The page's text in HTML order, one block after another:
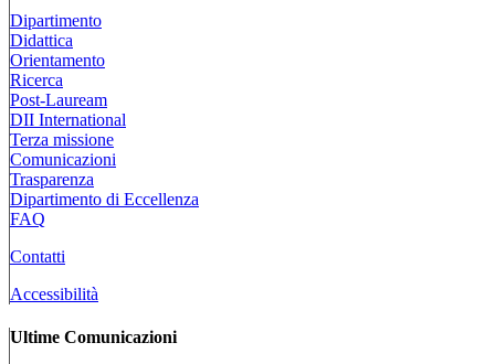
Dipartimento
Didattica
Orientamento
Ricerca
Post-Lauream
DII International
Terza missione
Comunicazioni
Trasparenza
Dipartimento di Eccellenza
FAQ
Contatti
Accessibilità
Ultime Comunicazioni